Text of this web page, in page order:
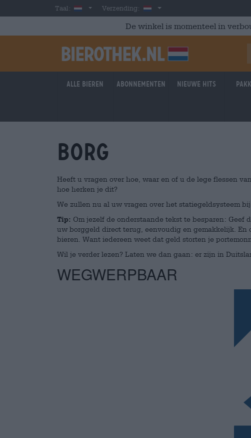
Skip to main content
Taal: DutchVerzending: Nederland
De winkel is momenteel in
Alle bieren Abonnementen Nieuwe hits
borg
Heeft u vragen over hoe, waar en of u de lege flessen
hoe herken je dit?
We zullen nu al uw vragen over het statiegeldsysteem
Tip: Om jezelf de onderstaande tekst te besparen: Geef
uw borggeld direct terug, eenvoudig en gemakkelijk.
bieren. Want iedereen weet dat geld storten je
Wil je verder lezen? Laten we dan gaan: er zijn in
WEGWERPBAAR